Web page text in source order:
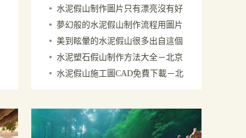
水泥假山制作圖片只有漂亮沒有好
看快來嘍兩眼
夢幻般的水泥假山制作流程用圖片
顯示是這樣的繁瑣復雜
美到眩暈的水泥假山很多出自這個
廠家圖片太好看了
水泥塑石假山制作方法大全－北京
廠家經驗共享
水泥假山施工圖CAD免費下載－北